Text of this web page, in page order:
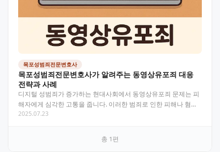
목포성범죄전문변호사
목포성범죄전문변호사가 알려주는 동영상유포죄 대응
전략과 사례
디지털 성범죄가 증가하는 현대사회에서 동영상유포죄 문제는 피
해자에게 심각한 고통을 줍니다. 이러한 범죄로 인한 피해나 혐의
를 받고 있을 때 목포성범죄전문변호사의 도움을 통해 적절한…
2025.07.23
총 1편